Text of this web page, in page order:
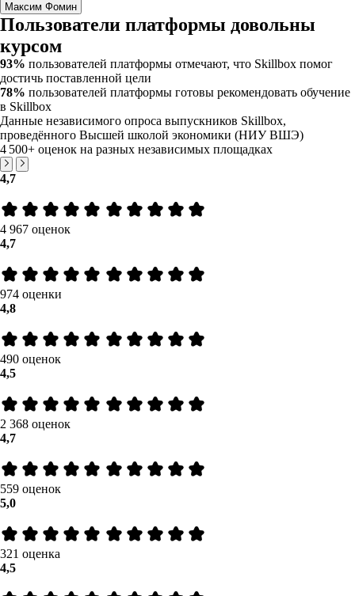
Максим Фомин
Пользователи платформы довольны
курсом
93% пользователей платформы отмечают, что Skillbox помог
достичь поставленной цели
78% пользователей платформы готовы рекомендовать обучение
в Skillbox
Данные независимого опроса выпускников Skillbox,
проведённого Высшей школой экономики (НИУ ВШЭ)
4 500+ оценок на разных независимых площадках
4,7
4 967 оценок
4,7
974 оценки
4,8
490 оценок
4,5
2 368 оценок
4,7
559 оценок
5,0
321 оценка
4,5